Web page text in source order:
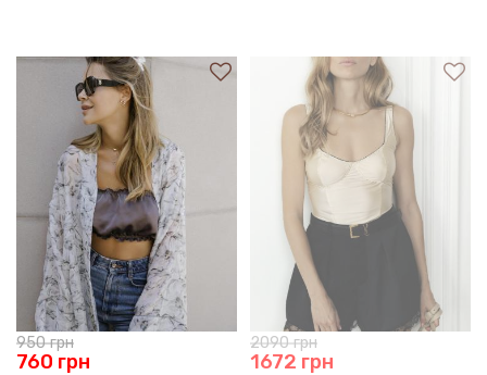
950грн
760 грн
2090грн
1672 грн